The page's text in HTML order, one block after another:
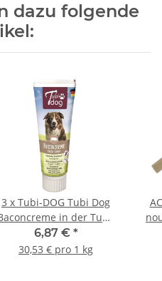
dazu folgende
3 x Tubi-DOG Tubi Dog
in der Tube
75g im 3er Set
6,87 € *
30,53 € pro 1 kg